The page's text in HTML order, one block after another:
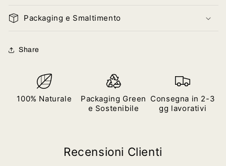
Packaging e Smaltimento
Share
100% Naturale
Packaging Green
e Sostenibile
Consegna in 2-3
gg lavorativi
Recensioni Clienti